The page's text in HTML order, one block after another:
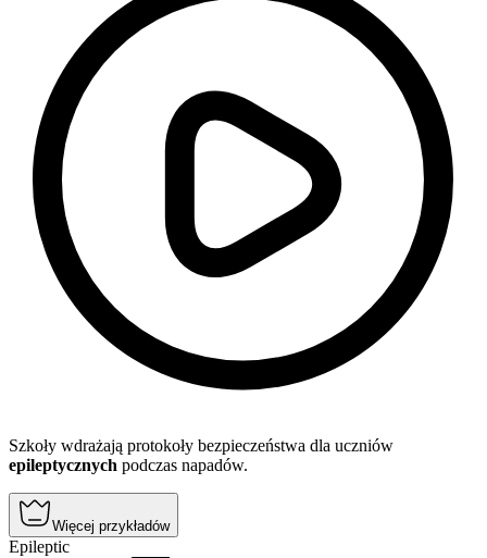
Szkoły wdrażają protokoły bezpieczeństwa dla uczniów
epileptycznych podczas napadów.
Więcej przykładów
Epileptic